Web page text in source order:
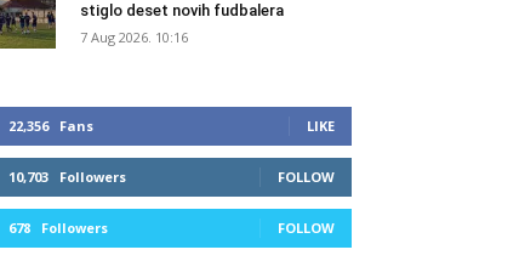
stiglo deset novih fudbalera
7 Aug 2026. 10:16
22,356 Fans LIKE
10,703 Followers FOLLOW
678 Followers FOLLOW